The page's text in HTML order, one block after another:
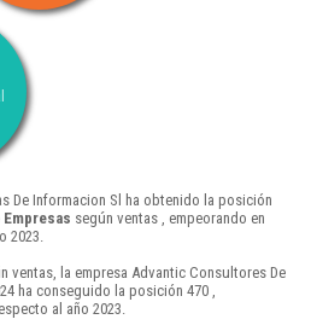
De Informacion Sl ha obtenido la posición
según ventas , empeorando en
2023.
ventas, la empresa Advantic Consultores De
ha conseguido la posición 470 ,
al año 2023.